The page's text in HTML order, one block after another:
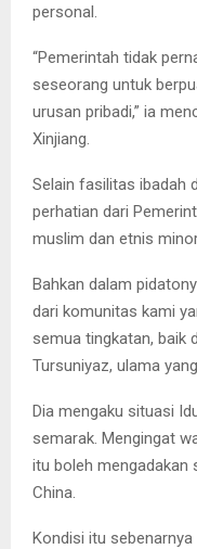
personal.
“Pemerintah tidak
seseorang untuk
urusan pribadi,” ia
Xinjiang.
Selain fasilitas ibadah
perhatian dari
muslim dan etnis
Bahkan dalam
dari komunitas kami
semua tingkatan, baik
Tursuniyaz, ulama
Dia mengaku situasi
semarak. Mengingat
itu boleh mengadakan
China.
Kondisi itu